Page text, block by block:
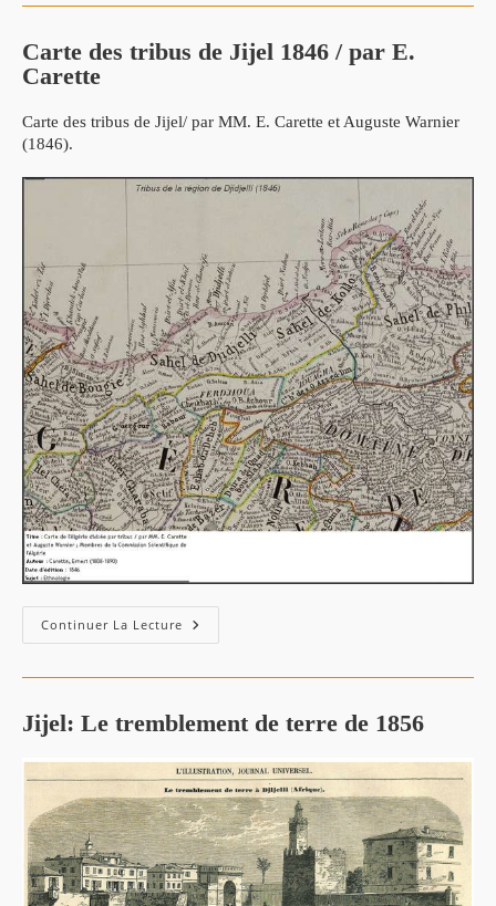
Carte des tribus de Jijel 1846 / par E.
Carette
Carte des tribus de Jijel/ par MM. E. Carette et Auguste Warnier
(1846).
Continuer La Lecture Carte
Des
/
Par
Carette
Jijel: Le tremblement de terre de 1856